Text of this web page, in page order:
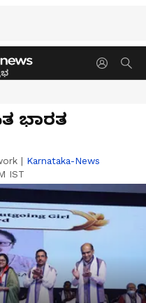
ಭಾರತ
| Karnataka-News
IST